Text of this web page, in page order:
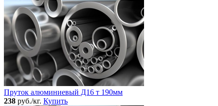
Пруток алюминиевый Д16 т 190мм
238 руб./кг. Купить